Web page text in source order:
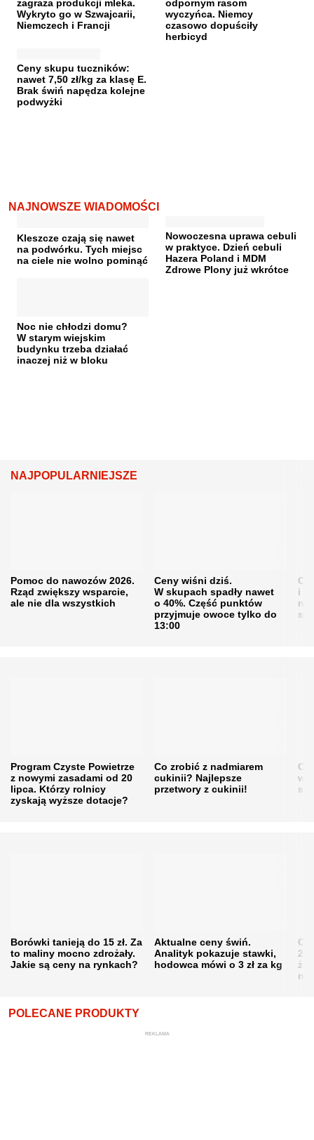
zagraża produkcji mleka.
Wykryto go w Szwajcarii,
Niemczech i Francji
odpornym rasom
wyczyńca. Niemcy
czasowo dopuściły
herbicyd
Ceny skupu tuczników:
nawet 7,50 zł/kg za klasę E.
Brak świń napędza kolejne
podwyżki
NAJNOWSZE WIADOMOŚCI
Kleszcze czają się nawet
na podwórku. Tych miejsc
na ciele nie wolno pominąć
Nowoczesna uprawa cebuli
w praktyce. Dzień cebuli
Hazera Poland i MDM
Zdrowe Plony już wkrótce
Noc nie chłodzi domu?
W starym wiejskim
budynku trzeba działać
inaczej niż w bloku
NAJPOPULARNIEJSZE
Pomoc do nawozów 2026.
Rząd zwiększy wsparcie,
ale nie dla wszystkich
Ceny wiśni dziś.
W skupach spadły nawet
o 40%. Część punktów
przyjmuje owoce tylko do
13:00
i
Program Czyste Powietrze
z nowymi zasadami od 20
lipca. Którzy rolnicy
zyskają wyższe dotacje?
Co zrobić z nadmiarem
cukinii? Najlepsze
przetwory z cukinii!
w
Borówki tanieją do 15 zł. Za
to maliny mocno zdrożały.
Jakie są ceny na rynkach?
Aktualne ceny świń.
Analityk pokazuje stawki,
hodowca mówi o 3 zł za kg
POLECANE PRODUKTY
REKLAMA